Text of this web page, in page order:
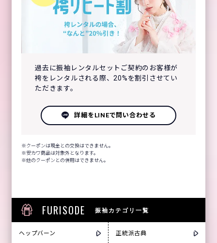
過去に振袖レンタルセットご契約のお客様が
袴をレンタルされる際、20%を割引させてい
ただきます。
詳細をLINEで問い合わせる
クーポンは現金との交換はできません。
安カワ商品は対象外となります。
他のクーポンとの併用はできません。
FURISODE 振袖カテゴリ一覧
ヘップバーン 正統派古典